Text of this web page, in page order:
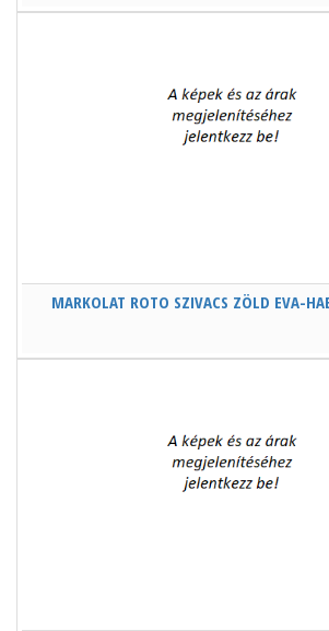
MARKOLAT ROTO SZIVACS ZÖLD EVA-